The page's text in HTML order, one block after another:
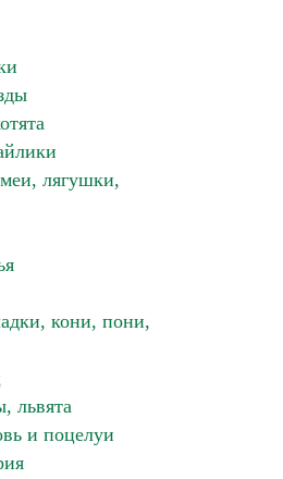
лягушки,
кони, пони,
львята
и поцелуи